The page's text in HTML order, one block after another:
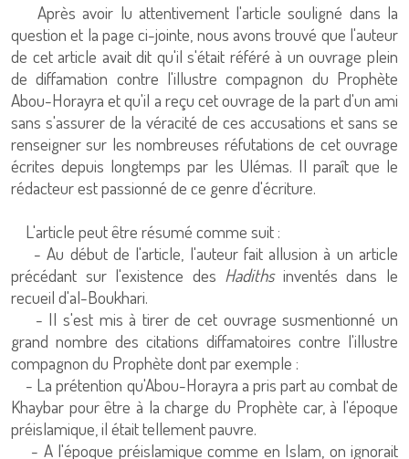
Après avoir lu attentivement l'article souligné dans la
question et la page ci-jointe, nous avons trouvé que l'auteur
de cet article avait dit qu'il s'était référé à un ouvrage plein
de diffamation contre l'illustre compagnon du Prophète
Abou-Horayra et qu'il a reçu cet ouvrage de la part d'un ami
sans s'assurer de la véracité de ces accusations et sans se
renseigner sur les nombreuses réfutations de cet ouvrage
écrites depuis longtemps par les Ulémas. Il paraît que le
rédacteur est passionné de ce genre d'écriture.
L'article peut être résumé comme suit :
- Au début de l'article, l'auteur fait allusion à un article
précédant sur l'existence des Hadithsinventés dans le
recueil d'al-Boukhari.
- Il s'est mis à tirer de cet ouvrage susmentionné un
grand nombre des citations diffamatoires contre l'illustre
compagnon du Prophète dont par exemple :
- La prétention qu'Abou-Horayra a pris part au combat de
Khaybar pour être à la charge du Prophète car, à l'époque
préislamique, il était tellement pauvre.
- A l'époque préislamique comme en Islam, on ignorait